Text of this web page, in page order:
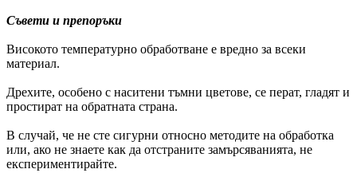
Съвети и препоръки
Високото температурно обработване е вредно за всеки
материал.
Дрехите, особено с наситени тъмни цветове, се перат, гладят и
простират на обратната страна.
В случай, че не сте сигурни относно методите на обработка
или, ако не знаете как да отстраните замърсяванията, не
експериментирайте.